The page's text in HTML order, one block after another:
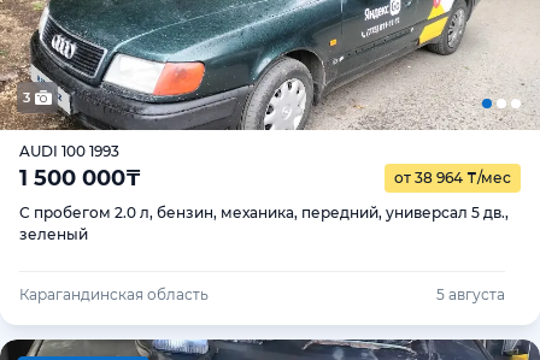
3
AUDI 100 1993
1 500 000₸ от 38 964 ₸/мес
С пробегом 2.0 л, бензин, механика, передний, универсал 5 дв.,
зеленый
Карагандинская область 5 августа